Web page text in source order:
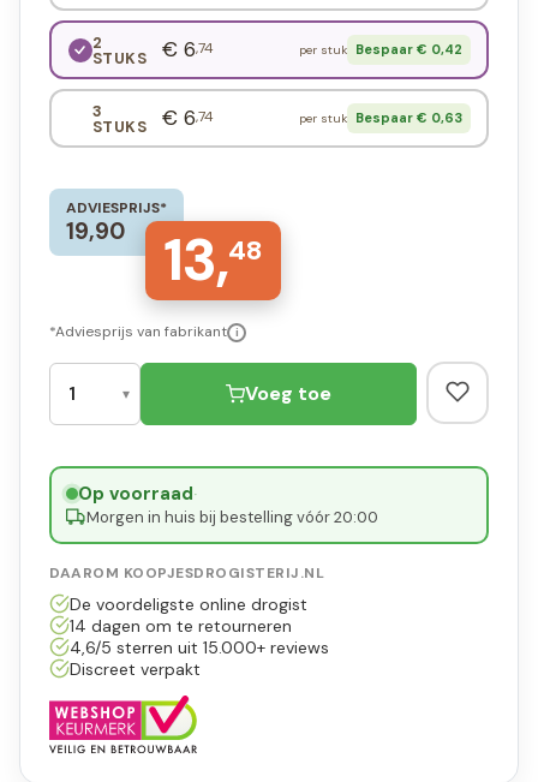
2
STUKS € 6,74 per stuk Bespaar € 0,42
3
STUKS € 6,74 per stuk Bespaar € 0,63
ADVIESPRIJS*
19,90 13,48
*Adviesprijs van fabrikant i
Voeg toe
Op voorraad·
Morgen in huis bij bestelling vóór 20:00
DAAROM KOOPJESDROGISTERIJ.NL
De voordeligste online drogist
14 dagen om te retourneren
4,6/5 sterren uit 15.000+ reviews
Discreet verpakt